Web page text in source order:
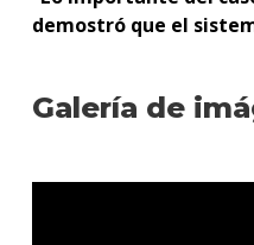
demostró que el
Galería de